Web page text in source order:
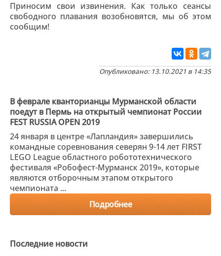
Приносим свои извинения. Как только сеансы
свободного плавания возобновятся, мы об этом
сообщим!
Опубликовано: 13.10.2021 в 14:35
В феврале кванторианцы Мурманской области
поедут в Пермь на открытый чемпионат России
FEST RUSSIA OPEN 2019
24 января в центре «Лапландия» завершились
командные соревнования северян 9-14 лет FIRST
LEGO League областного робототехнического
фестиваля «Робофест-Мурманск 2019», которые
являются отборочным этапом открытого
чемпионата ...
Подробнее
Последние новости